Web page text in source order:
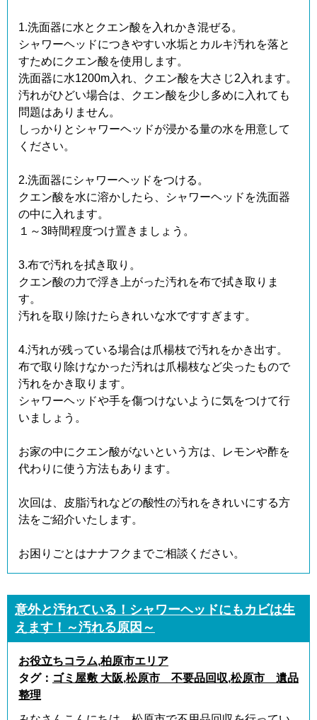
1.洗面器に水とクエン酸を入れかき混ぜる。
シャワーヘッドにつきやすい水垢とカルキ汚れを落と
すためにクエン酸を使用します。
洗面器に水1200m入れ、クエン酸を大さじ2入れます。
汚れがひどい場合は、クエン酸を少し多めに入れても
問題はありません。
しっかりとシャワーヘッドが浸かる量の水を用意して
ください。
2.洗面器にシャワーヘッドをつける。
クエン酸を水に溶かしたら、シャワーヘッドを洗面器
の中に入れます。
１～3時間程度つけ置きましょう。
3.布で汚れを拭き取り。
クエン酸の力で浮き上がった汚れを布で拭き取りま
す。
汚れを取り除けたらきれいな水ですすぎます。
4.汚れが残っている場合は爪楊枝で汚れをかき出す。
布で取り除けなかった汚れは爪楊枝など尖ったもので
汚れをかき取ります。
シャワーヘッドや手を傷つけないように気をつけて行
いましょう。
お家の中にクエン酸がないという方は、レモンや酢を
代わりに使う方法もあります。
次回は、皮脂汚れなどの酸性の汚れをきれいにする方
法をご紹介いたします。
お困りごとはナナフクまでご相談ください。
意外と汚れている！シャワーヘッドにもカビは生
えます！～汚れる原因～
お役立ちコラム,柏原市エリア
タグ： ゴミ屋敷 大阪,松原市 不要品回収,松原市 遺品
整理